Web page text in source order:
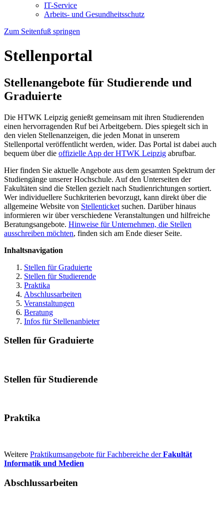
IT-Service
Arbeits- und Gesundheitsschutz
Zum Seitenfuß springen
Stellenportal
Stellenangebote für Studierende und
Graduierte
Die HTWK Leipzig genießt gemeinsam mit ihren Studierenden
einen hervorragenden Ruf bei Arbeitgebern. Dies spiegelt sich in
den vielen Stellenanzeigen, die jeden Monat in unserem
Stellenportal veröffentlicht werden, wider. Das Portal ist dabei auch
bequem über die offizielle App der HTWK Leipzig abrufbar.
Hier finden Sie aktuelle Angebote aus dem gesamten Spektrum der
Studiengänge unserer Hochschule. Auf den Unterseiten der
Fakultäten sind die Stellen gezielt nach Studienrichtungen sortiert.
Wer individuellere Suchkriterien bevorzugt, kann direkt über die
allgemeine Website von Stellenticket suchen. Darüber hinaus
informieren wir über verschiedene Veranstaltungen und hilfreiche
Beratungsangebote. Hinweise für Unternehmen, die Stellen
ausschreiben möchten, finden sich am Ende dieser Seite.
Inhaltsnavigation
Stellen für Graduierte
Stellen für Studierende
Praktika
Abschlussarbeiten
Veranstaltungen
Beratung
Infos für Stellenanbieter
Stellen für Graduierte
Stellen für Studierende
Praktika
Weitere Praktikumsangebote für Fachbereiche derFakultät
Informatik und Medien
Abschlussarbeiten